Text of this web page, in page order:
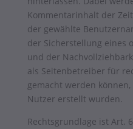
Kommentarinhalt der
der gewählte
der Sicherstellung eines
und der
als Seitenbetreiber für
gemacht werden
Nutzer erstellt wurden.
Rechtsgrundlage ist Art.